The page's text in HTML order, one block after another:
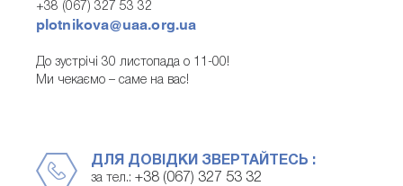
+38 (067) 327 53 32
plotnikova@uaa.org.ua
До зустрічі 30 листопада о 11-00!
Ми чекаємо – саме на вас!
ДЛЯ ДОВІДКИ ЗВЕРТАЙТЕСЬ :
за тел.: +38 (067) 327 53 32